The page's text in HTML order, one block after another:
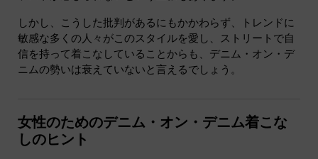
しかし、こうした批判があるにもかかわらず、トレンドに
敏感な多くの人々がこのスタイルを愛し、ストリートで自
信を持って着こなしていることからも、デニム・オン・デ
ニムの勢いは衰えていないと言えるでしょう。
女性のためのデニム・オン・デニム着こな
しのヒント